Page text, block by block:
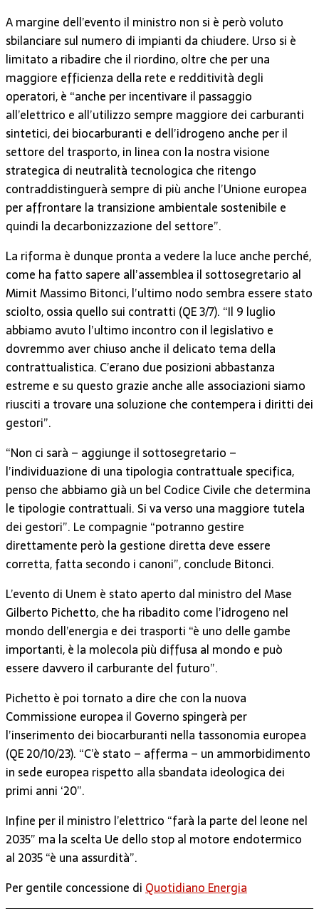
A margine dell’evento il ministro non si è però voluto
sbilanciare sul numero di impianti da chiudere. Urso si è
limitato a ribadire che il riordino, oltre che per una
maggiore efficienza della rete e redditività degli
operatori, è “anche per incentivare il passaggio
all’elettrico e all’utilizzo sempre maggiore dei carburanti
sintetici, dei biocarburanti e dell’idrogeno anche per il
settore del trasporto, in linea con la nostra visione
strategica di neutralità tecnologica che ritengo
contraddistinguerà sempre di più anche l’Unione europea
per affrontare la transizione ambientale sostenibile e
quindi la decarbonizzazione del settore”.
La riforma è dunque pronta a vedere la luce anche perché,
come ha fatto sapere all’assemblea il sottosegretario al
Mimit Massimo Bitonci, l’ultimo nodo sembra essere stato
sciolto, ossia quello sui contratti (QE 3/7). “Il 9 luglio
abbiamo avuto l’ultimo incontro con il legislativo e
dovremmo aver chiuso anche il delicato tema della
contrattualistica. C’erano due posizioni abbastanza
estreme e su questo grazie anche alle associazioni siamo
riusciti a trovare una soluzione che contempera i diritti dei
gestori”.
“Non ci sarà – aggiunge il sottosegretario –
l’individuazione di una tipologia contrattuale specifica,
penso che abbiamo già un bel Codice Civile che determina
le tipologie contrattuali. Si va verso una maggiore tutela
dei gestori”. Le compagnie “potranno gestire
direttamente però la gestione diretta deve essere
corretta, fatta secondo i canoni”, conclude Bitonci.
L’evento di Unem è stato aperto dal ministro del Mase
Gilberto Pichetto, che ha ribadito come l’idrogeno nel
mondo dell’energia e dei trasporti “è uno delle gambe
importanti, è la molecola più diffusa al mondo e può
essere davvero il carburante del futuro”.
Pichetto è poi tornato a dire che con la nuova
Commissione europea il Governo spingerà per
l’inserimento dei biocarburanti nella tassonomia europea
(QE 20/10/23). “C’è stato – afferma – un ammorbidimento
in sede europea rispetto alla sbandata ideologica dei
primi anni ‘20”.
Infine per il ministro l’elettrico “farà la parte del leone nel
2035” ma la scelta Ue dello stop al motore endotermico
al 2035 “è una assurdità”.
Per gentile concessione di Quotidiano Energia